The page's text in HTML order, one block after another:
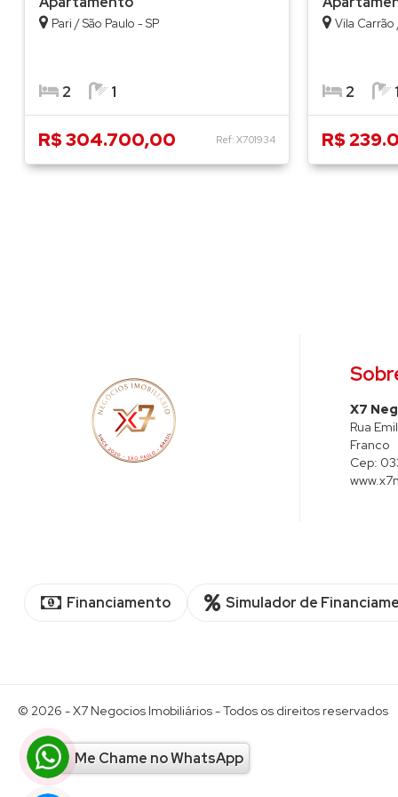
Ref: X701934
Pari / São Paulo - SP
R$ 304.700,00
2 1
Vila Carrão
R$
2 1
X7
Rua
Franco
Cep:
Financiamento Simulador de
© 2026 -X7 Negocios Imobiliários- Todos os direitos reservados
Me Chame no WhatsApp